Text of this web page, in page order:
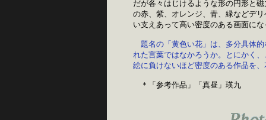
だが各々はじけるような形の円形と
の赤、紫、オレンジ、青、緑などデ
い支えあって高い密度のある画面に
題名の「黄色い花」は、多分具体
れた言葉ではなかろうか。とにかく
絵に負けないほど密度のある作品を
＊「参考作品」「真昼」瑛九